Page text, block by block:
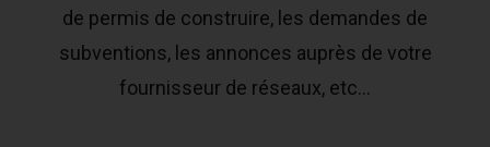
de permis de construire, les demandes de
subventions, les annonces auprès de votre
fournisseur de réseaux, etc...